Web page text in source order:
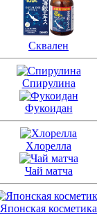
Сквален
Спирулина
Фукоидан
Хлорелла
Чай матча
Японская косметика